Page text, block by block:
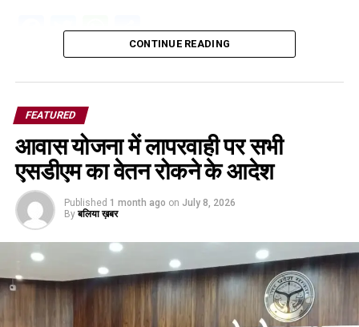
Facebook
Twitter
WhatsApp
Share
CONTINUE READING
FEATURED
आवास योजना में लापरवाही पर सभी
एसडीएम का वेतन रोकने के आदेश
Published 1 month ago on July 8, 2026
By बलिया ख़बर